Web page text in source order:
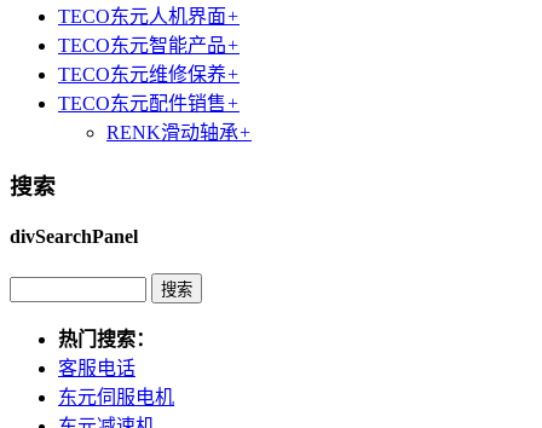
TECO东元人机界面+
TECO东元智能产品+
TECO东元维修保养+
TECO东元配件销售+
RENK滑动轴承+
搜索
divSearchPanel
热门搜索：
客服电话
东元伺服电机